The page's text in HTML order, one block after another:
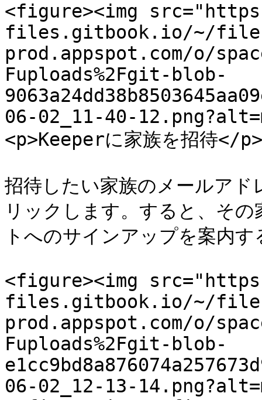
<figure><img
files.gitbook.io/~/
prod.appspot.com/o/
Fuploads%2Fgit-blob-
06-02_11-40-
<p>Keeperに家族を招待
招待したい家族のメール
リックします。すると、そ
トへのサインアップを案内
<figure><img
files.gitbook.io/~/
prod.appspot.com/o/
Fuploads%2Fgit-blob-
06-02_12-13-